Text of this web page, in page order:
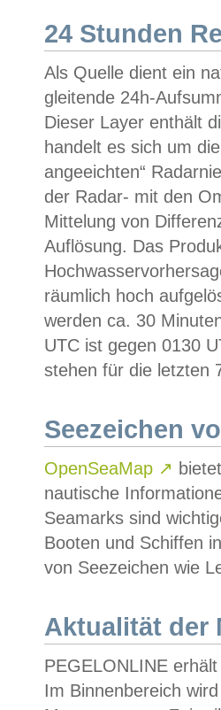
24 Stunden
Als Quelle dient ein
gleitende 24h-
Dieser Layer enthält
handelt es sich um
angeeichten“
der Radar- mit den
Mittelung von
Auflösung. Das
räumlich hoch
werden ca. 30
UTC ist gegen 0130
stehen für die letzten
Seezeichen
OpenSeaMap ↗
nautische
Seamarks sind
Booten und Schiffen
von Seezeichen wie
Aktualität der
PEGELONLINE
Im Binnenbereich